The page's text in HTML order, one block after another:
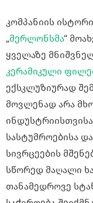
კომპანიის
„მერლონსმა“
ყველაზე
კერამიკული
ექსკლუზიურად
მოვლენად არა
სასტუმროებისა
სივრცეების
სწორედ მაღალი
თანამედროვე